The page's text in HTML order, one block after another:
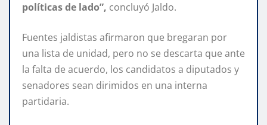
políticas de lado”, concluyó Jaldo.
Fuentes jaldistas afirmaron que bregaran por
una lista de unidad, pero no se descarta que ante
la falta de acuerdo, los candidatos a diputados y
senadores sean dirimidos en una interna
partidaria.